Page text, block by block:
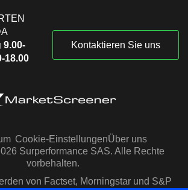
9.00-
18.00
Kontaktieren Sie uns
Cookie-EinstellungenÜber uns
Surperformance SAS. Alle Rechte
vorbehalten.
von Factset, Morningstar und S&P